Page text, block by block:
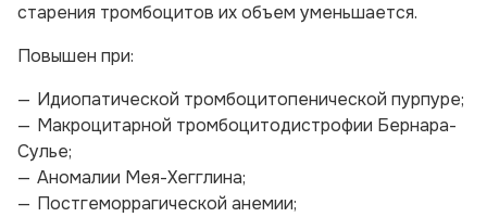
старения тромбоцитов их объем уменьшается.
Повышен при:
Идиопатической тромбоцитопенической пурпуре;
Макроцитарной тромбоцитодистрофии Бернара-
Сулье;
Аномалии Мея-Хегглина;
Постгеморрагической анемии;